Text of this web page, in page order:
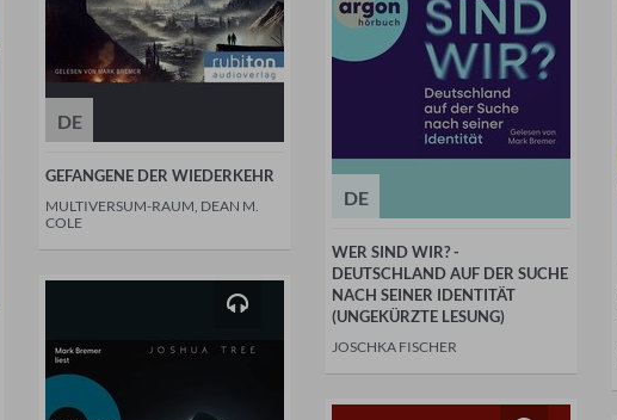
DE
GEFANGENE DER WIEDERKEHR
MULTIVERSUM-RAUM, DEAN M.
COLE
DE
WER SIND WIR? -
DEUTSCHLAND AUF DER SUCHE
NACH SEINER IDENTITÄT
(UNGEKÜRZTE LESUNG)
JOSCHKA FISCHER